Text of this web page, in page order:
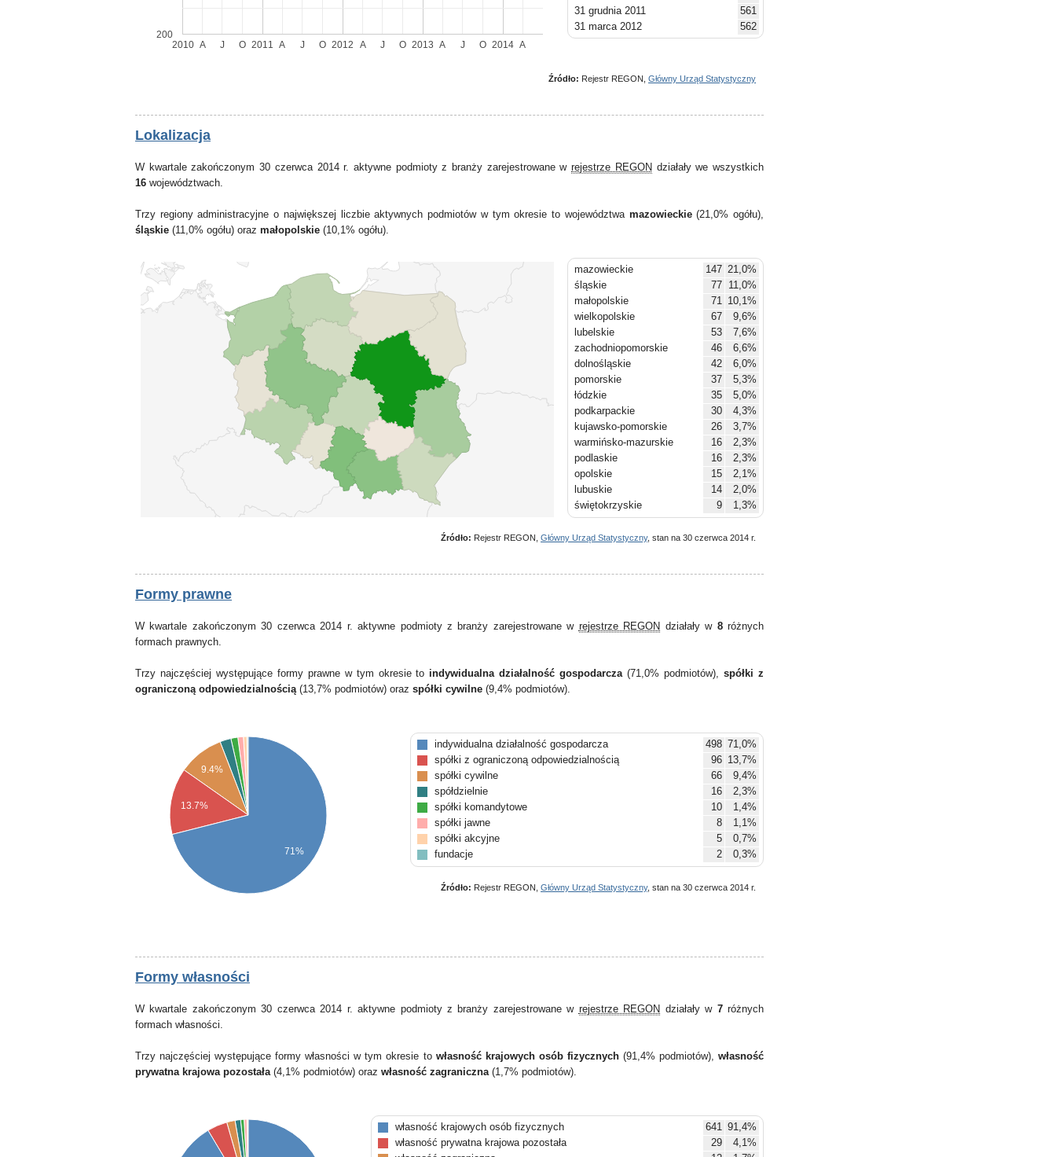
2010 2011 2012 2013 2014
A J O A J O A J O A J O A
200
31 grudnia 2011
561
31 marca 2012
562
30 czerwca 2012
582
31 grudnia 2012
30 czerwca 2014
701
Źródło: Rejestr REGON, Główny Urząd Statystyczny
Lokalizacja
W kwartale zakończonym 30 czerwca 2014 r. aktywne podmioty z branży zarejestrowane wrejestrze REGON działały we wszystkich
16 województwach.
Trzy regiony administracyjne o największej liczbie aktywnych podmiotów w tym okresie to województwa mazowieckie(21,0% ogółu),
śląskie (11,0% ogółu) oraz małopolskie (10,1% ogółu).
mazowieckie 147 21,0%
śląskie
77 11,0%
małopolskie
71 10,1%
wielkopolskie
67
9,6%
lubelskie
53
7,6%
zachodniopomorskie
46
6,6%
dolnośląskie
42
6,0%
pomorskie
37
5,3%
łódzkie
35
5,0%
podkarpackie
30
4,3%
kujawsko-pomorskie
26
3,7%
warmińsko-mazurskie
16
2,3%
podlaskie
16
2,3%
opolskie
15
2,1%
lubuskie
14
2,0%
świętokrzyskie
9 1,3%
Źródło: Rejestr REGON, Główny Urząd Statystyczny, stan na 30 czerwca 2014 r.
Formy prawne
W kwartale zakończonym 30 czerwca 2014 r. aktywne podmioty z branży zarejestrowane w rejestrze REGON działały w 8różnych
formach prawnych.
Trzy najczęściej występujące formy prawne w tym okresie to indywidualna działalność gospodarcza(71,0% podmiotów),spółki z
ograniczoną odpowiedzialnością(13,7% podmiotów) oraz spółki cywilne (9,4% podmiotów).
9.4%
13.7%
71%
indywidualna działalność gospodarcza 498 71,0%
spółki z ograniczoną odpowiedzialnością
96 13,7%
spółki cywilne
66
9,4%
spółdzielnie
16
2,3%
spółki komandytowe
10
1,4%
spółki jawne
8
1,1%
spółki akcyjne
5
0,7%
fundacje
2 0,3%
Źródło: Rejestr REGON, Główny Urząd Statystyczny, stan na 30 czerwca 2014 r.
Formy własności
W kwartale zakończonym 30 czerwca 2014 r. aktywne podmioty z branży zarejestrowane w rejestrze REGON działały w 7różnych
formach własności.
Trzy najczęściej występujące formy własności w tym okresie to własność krajowych osób fizycznych(91,4% podmiotów),własność
prywatna krajowa pozostała(4,1% podmiotów) oraz własność zagraniczna(1,7% podmiotów).
własność krajowych osób fizycznych 641 91,4%
własność prywatna krajowa pozostała
29
4,1%